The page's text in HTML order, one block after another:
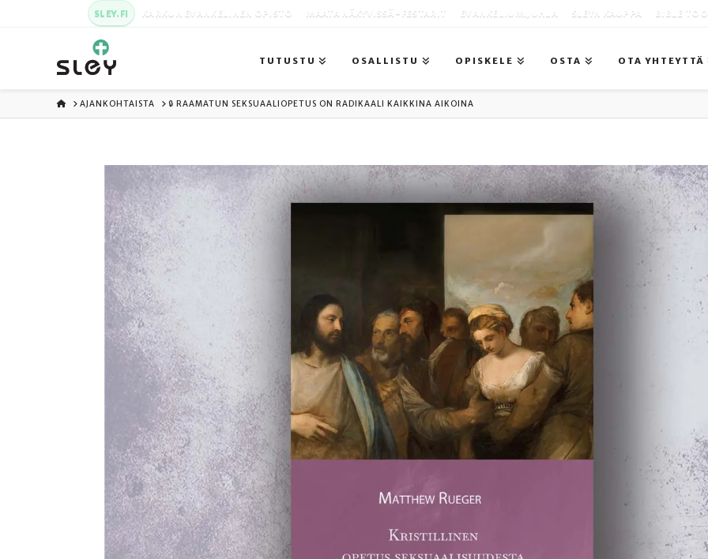
SLEY.FI KARKUN EVANKELINEN OPISTO MAATA NÄKYVISSÄ -FESTARIT EVANKELIUMIJUHLA SLEYN KAUPPA BIBLE
TUTUSTU OSALLISTU OPISKELE OSTA OTA YHTEYTTÄ
ETUSIVU
AJANKOHTAISTA 🔒 RAAMATUN SEKSUAALIOPETUS ON RADIKAALI KAIKKINA AIKOINA